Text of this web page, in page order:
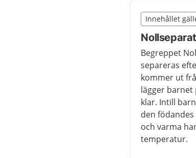
Nedan
Innehållet
Begreppet
separeras
kommer ut
lägger
klar. Intill
den
och varma
temperatur.
Slut på det